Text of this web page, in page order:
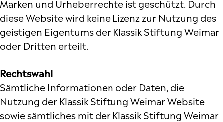
Marken und Urheberrechte ist geschützt. Durch
diese Website wird keine Lizenz zur Nutzung des
geistigen Eigentums der Klassik Stiftung Weimar
oder Dritten erteilt.
Rechtswahl
Sämtliche Informationen oder Daten, die
Nutzung der Klassik Stiftung Weimar Website
sowie sämtliches mit der Klassik Stiftung Weimar